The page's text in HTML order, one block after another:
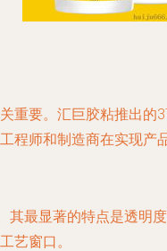
重要。汇巨胶粘推出
师和制造商在实现产
最显著的特点是透明
艺窗口。